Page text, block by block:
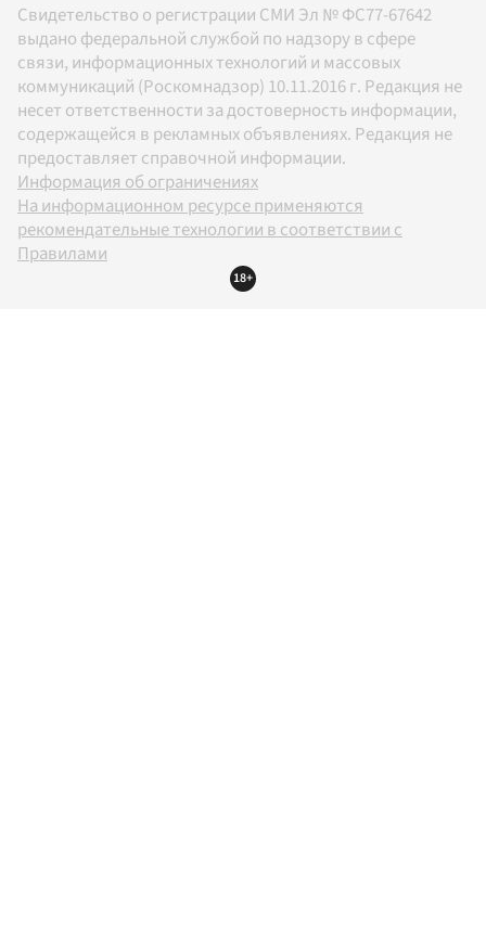
Свидетельство о регистрации СМИ Эл № ФС77-67642
выдано федеральной службой по надзору в сфере
связи, информационных технологий и массовых
коммуникаций (Роскомнадзор) 10.11.2016 г. Редакция не
несет ответственности за достоверность информации,
содержащейся в рекламных объявлениях. Редакция не
предоставляет справочной информации.
Информация об ограничениях
На информационном ресурсе применяются
рекомендательные технологии в соответствии с
Правилами
18+